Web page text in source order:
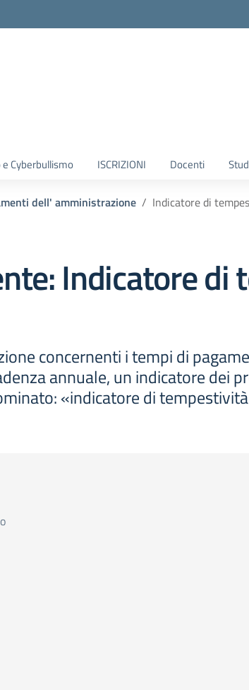
Cyberbullismo ISCRIZIONI Docenti
dell' amministrazione Indicatore di
Indicatore di
concernenti i tempi di
annuale, un indicatore dei
«indicatore di